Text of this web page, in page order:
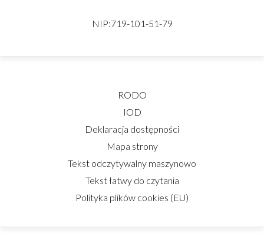
NIP:719-101-51-79
RODO
IOD
Deklaracja dostępności
Mapa strony
Tekst odczytywalny maszynowo
Tekst łatwy do czytania
Polityka plików cookies (EU)